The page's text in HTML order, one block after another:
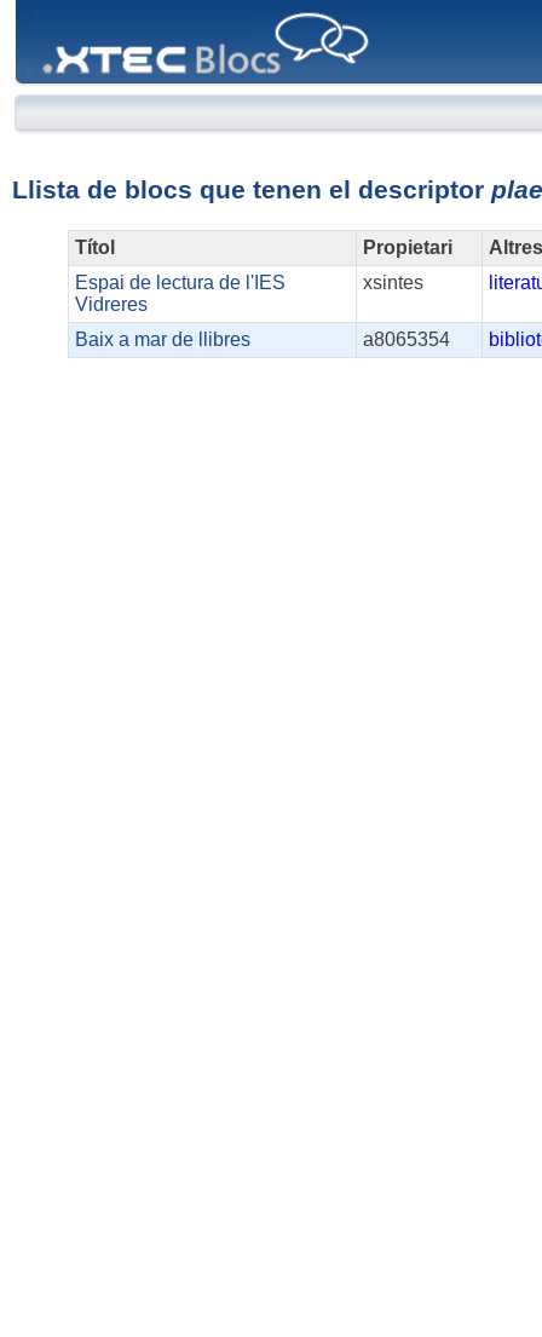
Llista de blocs que tenen el descriptor
Títol Propietari
Espai de lectura de l'IES
Vidreres
xsintes
Baix a mar de llibres a8065354